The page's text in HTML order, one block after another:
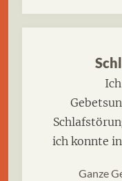
ich konnte
Ganze